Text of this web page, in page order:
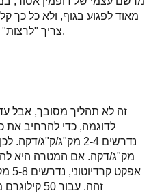
מאוד לפגוע בגוף, ולא כל כך
צריך "לרצות" את הגוף, אז כל שיטה בסדר.
זה לא תהליך מסובך, אבל
לדוגמה, כדי להרחיב את